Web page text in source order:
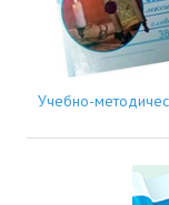
Учебно-